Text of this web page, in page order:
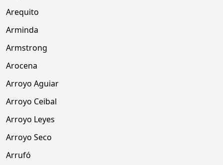
Arequito
Arminda
Armstrong
Arocena
Arroyo Aguiar
Arroyo Ceibal
Arroyo Leyes
Arroyo Seco
Arrufó